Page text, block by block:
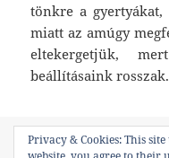
tönkre a
miatt az amúgy
eltekergetjük,
beállításaink
Közzétéve
2017-06-19 Blog,
Privacy & Cookies: This